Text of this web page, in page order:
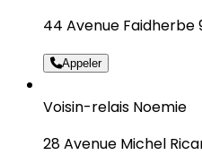
44 Avenue Faidherbe
Appeler
Voisin-relais Noemie
28 Avenue Michel